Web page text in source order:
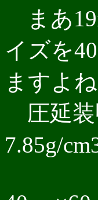
まあ
イズを
ますよね
圧延装
7.85g/